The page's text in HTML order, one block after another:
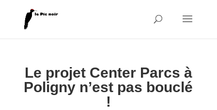
Le projet Center Parcs à
Poligny n’est pas bouclé
!